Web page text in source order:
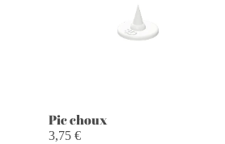
Pic choux
3,75 €